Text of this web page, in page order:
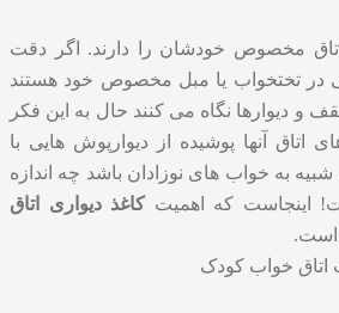
اتاق مخصوص خودشان را دارند. اگر دقت
در تختخواب یا مبل مخصوص خود هستند
و دیوارها نگاه می کنند حال به این فکر
اتاق آنها پوشیده از دیوارپوش هایی با
به خواب های نوزادان باشد چه اندازه
اینجاست که اهمیتکاغذ دیواری اتاق
است.
اتاق خواب کودک